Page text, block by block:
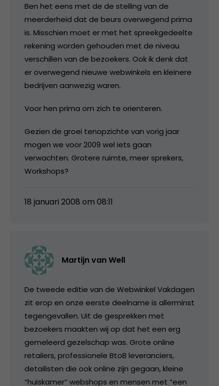
Ben het eens met de de stelling van de
meerderheid dat de beurs overwegend prima
is. Misschien moet er met het spreekgedeelte
rekening worden gehouden met de niveau
verschillen van de bezoekers. Ook ik denk dat
er overwegend nieuwe webwinkels en kleinere
bedrijven aanwezig waren.
Voor hen prima om zich te orienteren.
Gezien de groei tenopzichte van vorig jaar
mogen we voor 2009 wel iets gaan
verwachten. Grotere ruimte, meer sprekers,
Workshops?
18 januari 2008 om 08:11
Martijn van Well
De tweede editie van de Webwinkel Vakdagen
zit erop en onze eerste deelname is allerminst
tegengevallen. Uit de gesprekken met
bezoekers maakten wij op dat het een erg
gemeleerd gezelschap was. Grote online
retailers, professionele BtoB leveranciers,
detailisten die ook online zijn gegaan, kleine
“huiskamer” webshops en mensen met “een